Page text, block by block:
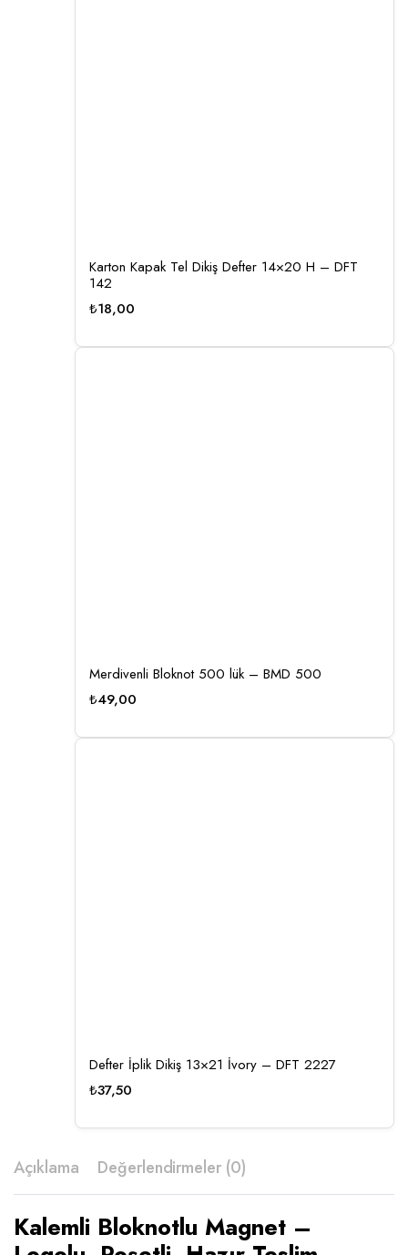
Karton Kapak Tel Dikiş Defter 14×20 H – DFT
142
₺18,00
Merdivenli Bloknot 500 lük – BMD 500
₺49,00
Defter İplik Dikiş 13×21 İvory – DFT 2227
₺37,50
Açıklama Değerlendirmeler (0)
Kalemli Bloknotlu Magnet –